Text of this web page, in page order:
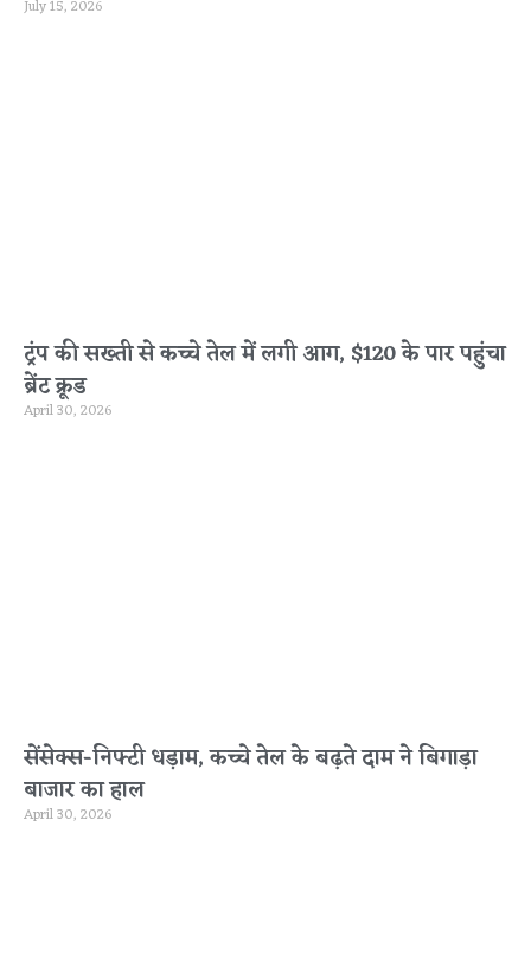
July 15, 2026
ट्रंप की सख्ती से कच्चे तेल में लगी आग, $120 के पार पहुंचा
ब्रेंट क्रूड
April 30, 2026
सेंसेक्स-निफ्टी धड़ाम, कच्चे तेल के बढ़ते दाम ने बिगाड़ा
बाजार का हाल
April 30, 2026